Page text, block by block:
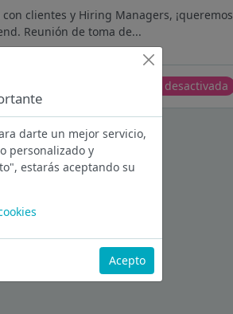
clientes y Hiring Managers, ¡queremos
Reunión de toma de...
Oferta desactivada
darte un mejor servicio,
personalizado y
estarás aceptando su
Acepto